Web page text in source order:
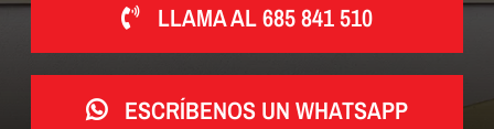
LLAMA AL 685 841 510
ESCRÍBENOS UN WHATSAPP